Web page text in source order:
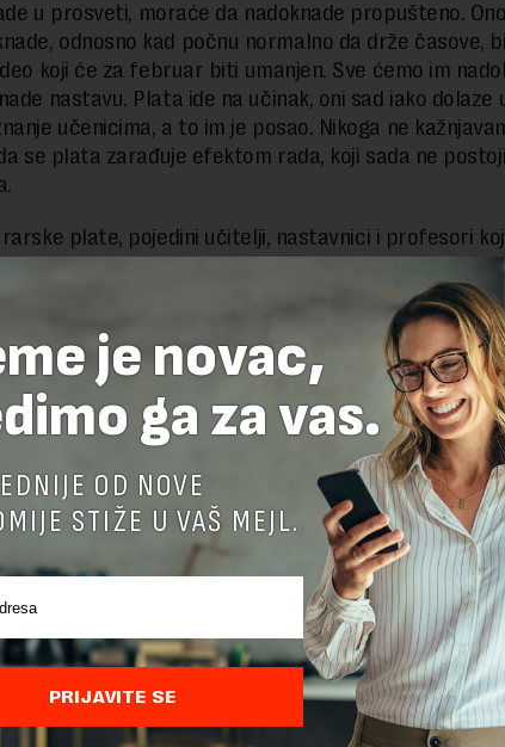
u prosveti, moraće da nadoknade propušteno.
odnosno kad počnu normalno da drže časove,
koji će za februar biti umanjen. Sve ćemo im
nastavu. Plata ide na učinak, oni sad iako dolaze
učenicima, a to im je posao. Nikoga ne
se plata zarađuje efektom rada, koji sada ne
plate, pojedini učitelji, nastavnici i profesori
povodom Fondacija Alek Kavčić odlučila je da otvori
je novac,
ga za vas.
OD NOVE
STIŽE U VAŠ MEJL.
PRIJAVITE SE